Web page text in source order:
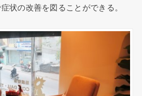
状の改善を図ることができる。